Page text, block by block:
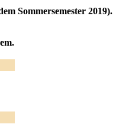
Sommersemester 2019).